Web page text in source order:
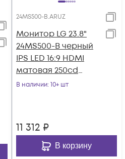
24MS500-B.ARUZ
Монитор LG 23.8"
24MS500-B черный
IPS LED 16:9 HDMI
матовая 250cd
178гр/178гр 1920x1080
В наличии: 10+ шт
11 312 ₽
В корзину